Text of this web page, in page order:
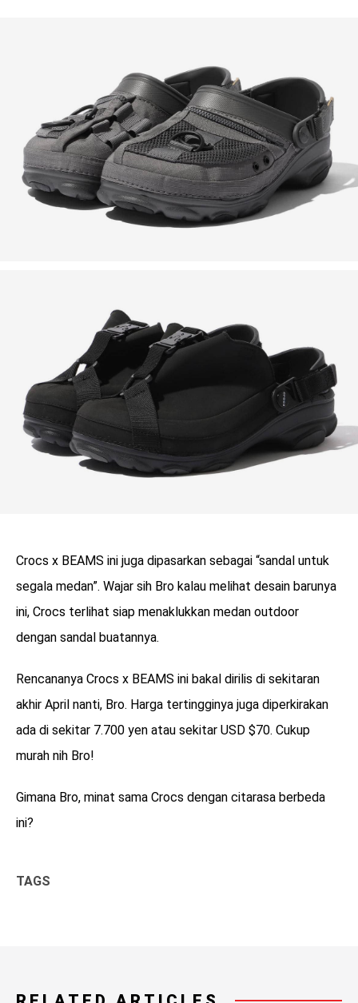
Crocs x BEAMS ini juga dipasarkan sebagai “sandal untuk
segala medan”. Wajar sih Bro kalau melihat desain barunya
ini, Crocs terlihat siap menaklukkan medan outdoor
dengan sandal buatannya.
Rencananya Crocs x BEAMS ini bakal dirilis di sekitaran
akhir April nanti, Bro. Harga tertingginya juga diperkirakan
ada di sekitar 7.700 yen atau sekitar USD $70. Cukup
murah nih Bro!
Gimana Bro, minat sama Crocs dengan citarasa berbeda
ini?
TAGS